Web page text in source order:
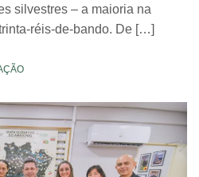
silvestres – a maioria na
réis-de-bando. De […]